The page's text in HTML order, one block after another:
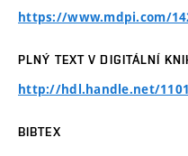
https://www.mdpi.com/
PLNÝ TEXT V DIGITÁLNÍ
http://hdl.handle.net/
BIBTEX